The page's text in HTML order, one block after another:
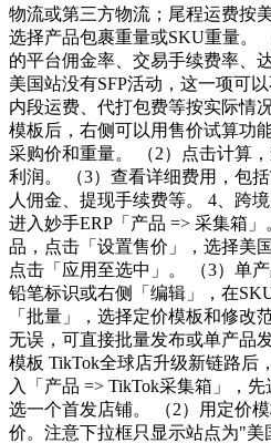
物流或第三方物流；尾程运费按
选择产品包裹重量或SKU重量。
的平台佣金率、交易手续费率、
美国站没有SFP活动，这一项可
内段运费、代打包费等按实际情
模板后，右侧可以用售价试算功
采购价和重量。 （2）点击计算
利润。 （3）查看详细费用，包
人佣金、提现手续费等。 4、跨
进入妙手ERP「产品 => 采集箱
品，点击「设置售价」，选择美
点击「应用至选中」。 （3）单
铅笔标识或右侧「编辑」，在
「批量」，选择定价模板和修改
无误，可直接批量发布或单产品
模板 TikTok全球店升级新链路后
入「产品 => TikTok采集箱」，
选一个首发店铺。 （2）用定价
价。注意下拉框只显示站点为"